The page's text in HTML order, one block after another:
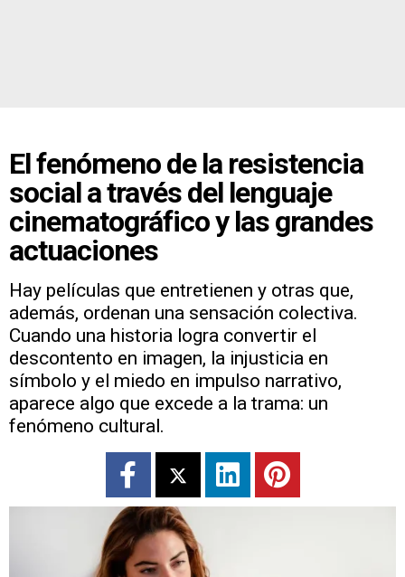
El fenómeno de la resistencia
social a través del lenguaje
cinematográfico y las grandes
actuaciones
Hay películas que entretienen y otras que,
además, ordenan una sensación colectiva.
Cuando una historia logra convertir el
descontento en imagen, la injusticia en
símbolo y el miedo en impulso narrativo,
aparece algo que excede a la trama: un
fenómeno cultural.